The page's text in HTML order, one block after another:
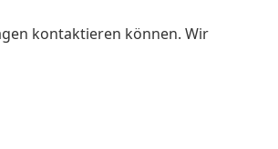
kontaktieren können. Wir